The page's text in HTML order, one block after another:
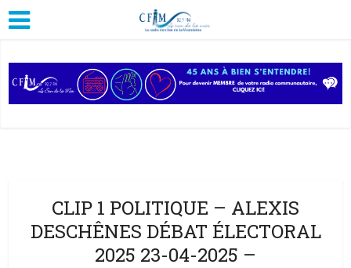
CLIP 1 POLITIQUE – ALEXIS
DESCHÊNES DÉBAT ÉLECTORAL
2025 23-04-2025 –